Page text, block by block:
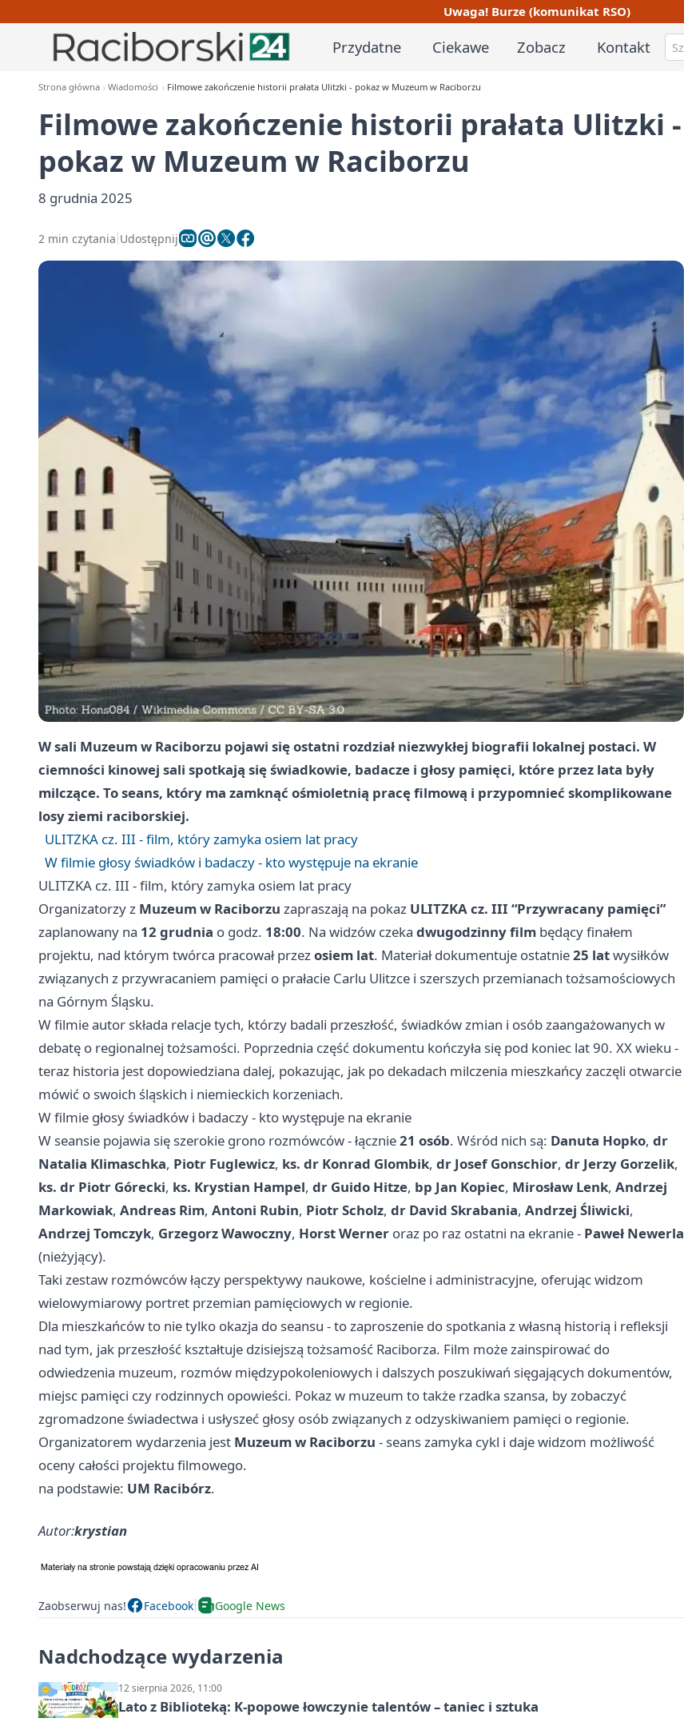
Uwaga! Burze (komunikat RSO)
Przydatne Ciekawe Zobacz Kontakt
Strona główna Wiadomości Filmowe zakończenie historii prałata Ulitzki - pokaz w Muzeum w Raciborzu
Filmowe zakończenie historii prałata Ulitzki -
pokaz w Muzeum w Raciborzu
8 grudnia 2025
2 min czytania Udostępnij
W sali Muzeum w Raciborzu pojawi się ostatni rozdział niezwykłej biografii lokalnej postaci. W
ciemności kinowej sali spotkają się świadkowie, badacze i głosy pamięci, które przez lata były
milczące. To seans, który ma zamknąć ośmioletnią pracę filmową i przypomnieć skomplikowane
losy ziemi raciborskiej.
ULITZKA cz. III - film, który zamyka osiem lat pracy
W filmie głosy świadków i badaczy - kto występuje na ekranie
ULITZKA cz. III - film, który zamyka osiem lat pracy
Organizatorzy z Muzeum w Raciborzu zapraszają na pokaz ULITZKA cz. III “Przywracany pamięci”
zaplanowany na 12 grudnia o godz. 18:00. Na widzów czeka dwugodzinny film będący finałem
projektu, nad którym twórca pracował przezosiem lat. Materiał dokumentuje ostatnie25 latwysiłków
związanych z przywracaniem pamięci o prałacie Carlu Ulitzce i szerszych przemianach tożsamościowych
na Górnym Śląsku.
W filmie autor składa relacje tych, którzy badali przeszłość, świadków zmian i osób zaangażowanych w
debatę o regionalnej tożsamości. Poprzednia część dokumentu kończyła się pod koniec lat 90. XX wieku -
teraz historia jest dopowiedziana dalej, pokazując, jak po dekadach milczenia mieszkańcy zaczęli otwarcie
mówić o swoich śląskich i niemieckich korzeniach.
W filmie głosy świadków i badaczy - kto występuje na ekranie
W seansie pojawia się szerokie grono rozmówców - łącznie21 osób. Wśród nich są: Danuta Hopko, dr
Natalia Klimaschka, Piotr Fuglewicz, ks. dr Konrad Glombik, dr Josef Gonschior, dr Jerzy Gorzelik,
ks. dr Piotr Górecki, ks. Krystian Hampel, dr Guido Hitze, bp Jan Kopiec, Mirosław Lenk, Andrzej
Markowiak, Andreas Rim, Antoni Rubin, Piotr Scholz, dr David Skrabania, Andrzej Śliwicki,
Andrzej Tomczyk, Grzegorz Wawoczny, Horst Werner oraz po raz ostatni na ekranie - Paweł Newerla
(nieżyjący).
Taki zestaw rozmówców łączy perspektywy naukowe, kościelne i administracyjne, oferując widzom
wielowymiarowy portret przemian pamięciowych w regionie.
Dla mieszkańców to nie tylko okazja do seansu - to zaproszenie do spotkania z własną historią i refleksji
nad tym, jak przeszłość kształtuje dzisiejszą tożsamość Raciborza. Film może zainspirować do
odwiedzenia muzeum, rozmów międzypokoleniowych i dalszych poszukiwań sięgających dokumentów,
miejsc pamięci czy rodzinnych opowieści. Pokaz w muzeum to także rzadka szansa, by zobaczyć
zgromadzone świadectwa i usłyszeć głosy osób związanych z odzyskiwaniem pamięci o regionie.
Organizatorem wydarzenia jest Muzeum w Raciborzu - seans zamyka cykl i daje widzom możliwość
oceny całości projektu filmowego.
na podstawie: UM Racibórz.
Autor:krystian
Zaobserwuj nas! Facebook Google News
Nadchodzące wydarzenia
12 sierpnia 2026, 11:00
Lato z Biblioteką: K-popowe łowczynie talentów – taniec i sztuka